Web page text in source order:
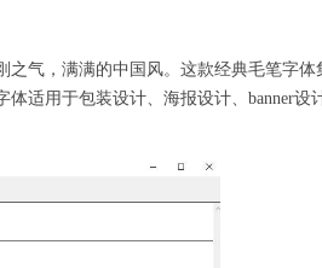
之气，满满的中国风。这款经典毛笔字体
适用于包装设计、海报设计、banner设